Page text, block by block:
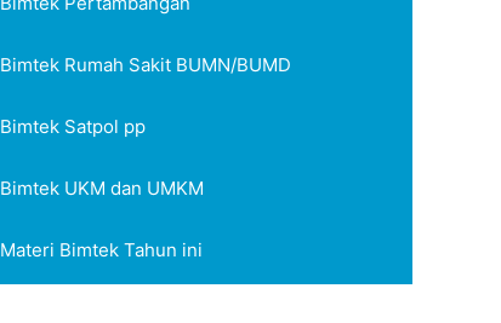
Bimtek Rumah Sakit BUMN/BUMD
Bimtek Satpol pp
Bimtek UKM dan UMKM
Materi Bimtek Tahun ini